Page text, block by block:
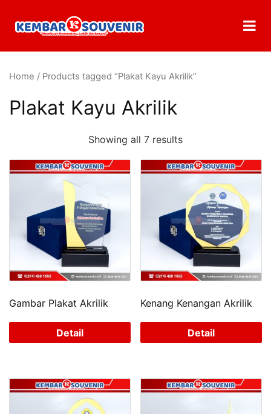
Home / Products tagged “Plakat Kayu Akrilik”
Plakat Kayu Akrilik
Showing all 7 results
Gambar Plakat Akrilik
Detail
Kenang Kenangan Akrilik
Detail